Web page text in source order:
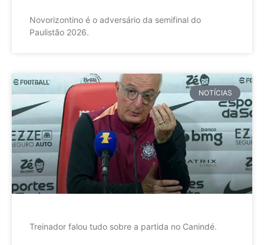
Novorizontino é o adversário da semifinal do
Paulistão 2026.
NOTÍCIAS
Treinador falou tudo sobre a partida no Canindé.